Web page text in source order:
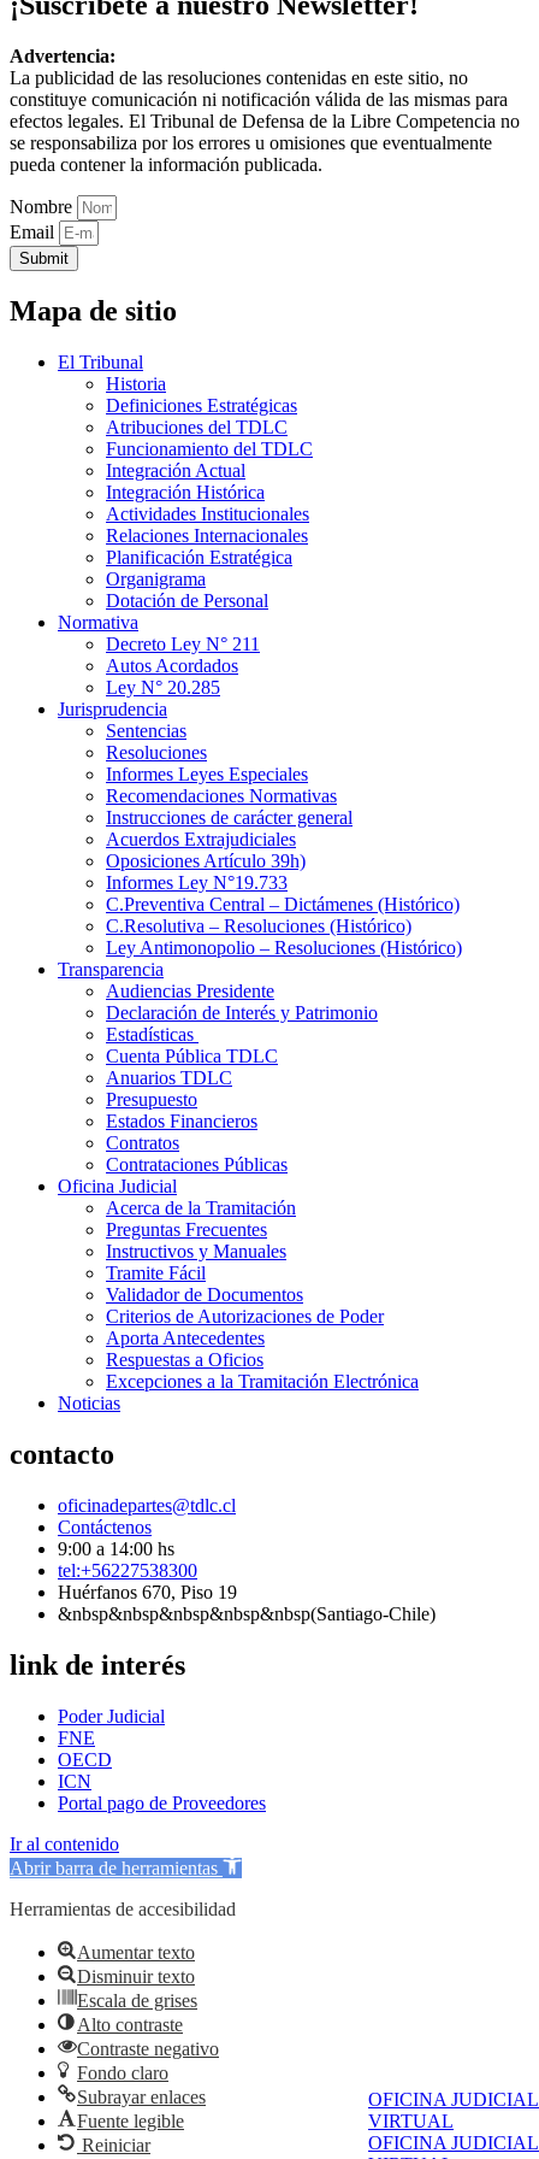
OFICINA JUDICIAL
VIRTUAL
OFICINA JUDICIAL
Advertencia:
La publicidad de las resoluciones contenidas en este sitio, no
constituye comunicación ni notificación válida de las mismas para
efectos legales. El Tribunal de Defensa de la Libre Competencia no
se responsabiliza por los errores u omisiones que eventualmente
pueda contener la información publicada.
Nombre
Email
Submit
Mapa de sitio
El Tribunal
Historia
Definiciones Estratégicas
Atribuciones del TDLC
Funcionamiento del TDLC
Integración Actual
Integración Histórica
Actividades Institucionales
Relaciones Internacionales
Planificación Estratégica
Organigrama
Dotación de Personal
Normativa
Decreto Ley N° 211
Autos Acordados
Ley N° 20.285
Jurisprudencia
Sentencias
Resoluciones
Informes Leyes Especiales
Recomendaciones Normativas
Instrucciones de carácter general
Acuerdos Extrajudiciales
Oposiciones Artículo 39h)
Informes Ley N°19.733
C.Preventiva Central – Dictámenes (Histórico)
C.Resolutiva – Resoluciones (Histórico)
Ley Antimonopolio – Resoluciones (Histórico)
Transparencia
Audiencias Presidente
Declaración de Interés y Patrimonio
Estadísticas
Cuenta Pública TDLC
Anuarios TDLC
Presupuesto
Estados Financieros
Contratos
Contrataciones Públicas
Oficina Judicial
Acerca de la Tramitación
Preguntas Frecuentes
Instructivos y Manuales
Tramite Fácil
Validador de Documentos
Criterios de Autorizaciones de Poder
Aporta Antecedentes
Respuestas a Oficios
Excepciones a la Tramitación Electrónica
Noticias
contacto
oficinadepartes@tdlc.cl
Contáctenos
9:00 a 14:00 hs
tel:+56227538300
Huérfanos 670, Piso 19
&nbsp&nbsp&nbsp&nbsp&nbsp(Santiago-Chile)
link de interés
Poder Judicial
FNE
OECD
ICN
Portal pago de Proveedores
Ir al contenido
Abrir barra de herramientas
Herramientas de accesibilidad
Aumentar texto
Disminuir texto
Escala de grises
Alto contraste
Contraste negativo
Fondo claro
Subrayar enlaces
Fuente legible
Reiniciar